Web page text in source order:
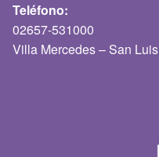
Teléfono:
02657-531000
Villa Mercedes – San Luis